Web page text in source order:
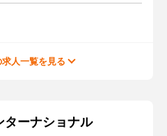
人一覧を見る
ターナショナル